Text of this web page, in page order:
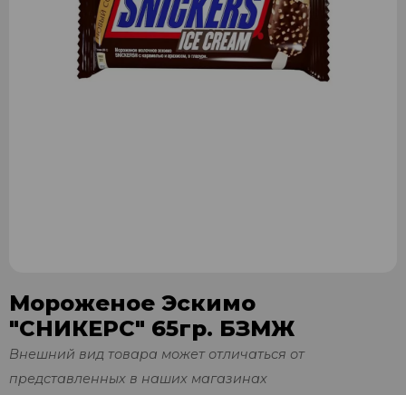
Мороженое Эскимо
"СНИКЕРС" 65гр. БЗМЖ
Внешний вид товара может отличаться от
представленных в наших магазинах